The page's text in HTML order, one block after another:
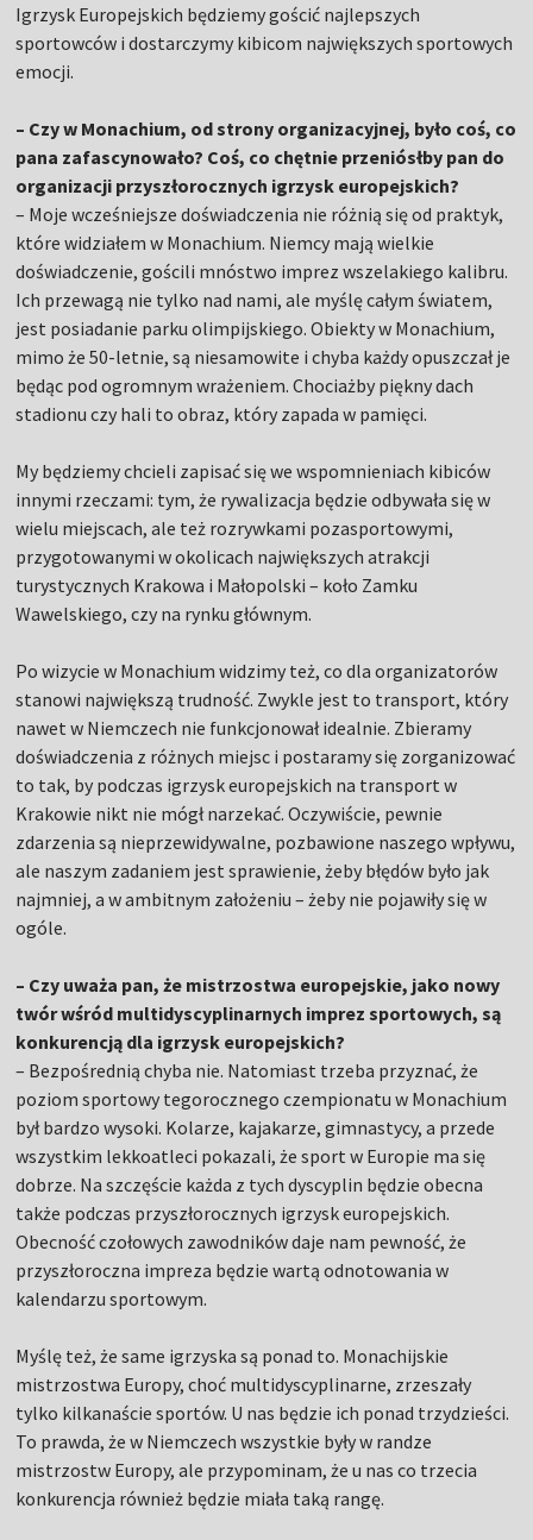
Igrzysk Europejskich będziemy gościć najlepszych
sportowców i dostarczymy kibicom największych sportowych
emocji.
– Czy w Monachium, od strony organizacyjnej, było coś, co
pana zafascynowało? Coś, co chętnie przeniósłby pan do
organizacji przyszłorocznych igrzysk europejskich?
– Moje wcześniejsze doświadczenia nie różnią się od praktyk,
które widziałem w Monachium. Niemcy mają wielkie
doświadczenie, gościli mnóstwo imprez wszelakiego kalibru.
Ich przewagą nie tylko nad nami, ale myślę całym światem,
jest posiadanie parku olimpijskiego. Obiekty w Monachium,
mimo że 50-letnie, są niesamowite i chyba każdy opuszczał je
będąc pod ogromnym wrażeniem. Chociażby piękny dach
stadionu czy hali to obraz, który zapada w pamięci.
My będziemy chcieli zapisać się we wspomnieniach kibiców
innymi rzeczami: tym, że rywalizacja będzie odbywała się w
wielu miejscach, ale też rozrywkami pozasportowymi,
przygotowanymi w okolicach największych atrakcji
turystycznych Krakowa i Małopolski – koło Zamku
Wawelskiego, czy na rynku głównym.
Po wizycie w Monachium widzimy też, co dla organizatorów
stanowi największą trudność. Zwykle jest to transport, który
nawet w Niemczech nie funkcjonował idealnie. Zbieramy
doświadczenia z różnych miejsc i postaramy się zorganizować
to tak, by podczas igrzysk europejskich na transport w
Krakowie nikt nie mógł narzekać. Oczywiście, pewnie
zdarzenia są nieprzewidywalne, pozbawione naszego wpływu,
ale naszym zadaniem jest sprawienie, żeby błędów było jak
najmniej, a w ambitnym założeniu – żeby nie pojawiły się w
ogóle.
– Czy uważa pan, że mistrzostwa europejskie, jako nowy
twór wśród multidyscyplinarnych imprez sportowych, są
konkurencją dla igrzysk europejskich?
– Bezpośrednią chyba nie. Natomiast trzeba przyznać, że
poziom sportowy tegorocznego czempionatu w Monachium
był bardzo wysoki. Kolarze, kajakarze, gimnastycy, a przede
wszystkim lekkoatleci pokazali, że sport w Europie ma się
dobrze. Na szczęście każda z tych dyscyplin będzie obecna
także podczas przyszłorocznych igrzysk europejskich.
Obecność czołowych zawodników daje nam pewność, że
przyszłoroczna impreza będzie wartą odnotowania w
kalendarzu sportowym.
Myślę też, że same igrzyska są ponad to. Monachijskie
mistrzostwa Europy, choć multidyscyplinarne, zrzeszały
tylko kilkanaście sportów. U nas będzie ich ponad trzydzieści.
To prawda, że w Niemczech wszystkie były w randze
mistrzostw Europy, ale przypominam, że u nas co trzecia
konkurencja również będzie miała taką rangę.